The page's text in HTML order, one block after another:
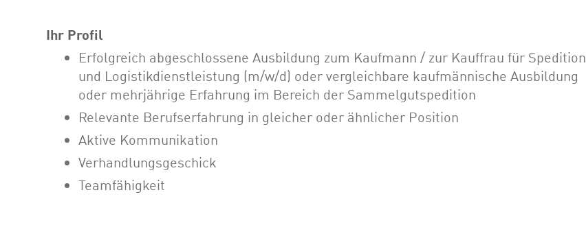
Ihr Profil
Erfolgreich abgeschlossene Ausbildung zum Kaufmann / zur Kauffrau für Spedition
und Logistikdienstleistung (m/w/d) oder vergleichbare kaufmännische Ausbildung
oder mehrjährige Erfahrung im Bereich der Sammelgutspedition
Relevante Berufserfahrung in gleicher oder ähnlicher Position
Aktive Kommunikation
Verhandlungsgeschick
Teamfähigkeit